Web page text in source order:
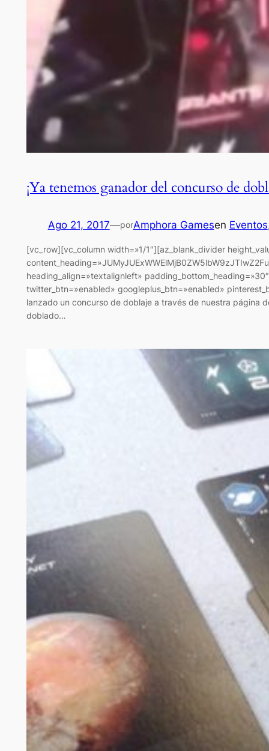
¡Ya tenemos ganador del concurso de
Ago 21, 2017—porAmphora Gamesen Eventos
[vc_row][vc_column width=»1/1″][az_blank_divider
heading_align=»textalignleft»
twitter_btn=»enabled» googleplus_btn=»enabled»
lanzado un concurso de doblaje a través de nuestra página
doblado…